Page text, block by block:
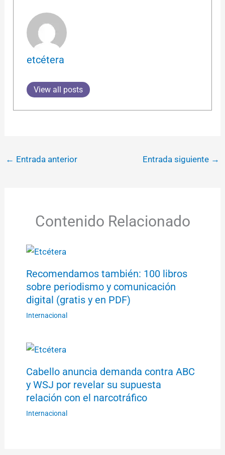
etcétera
View all posts
← Entrada anterior Entrada siguiente →
Contenido Relacionado
Recomendamos también: 100 libros
sobre periodismo y comunicación
digital (gratis y en PDF)
Internacional
Cabello anuncia demanda contra ABC
y WSJ por revelar su supuesta
relación con el narcotráfico
Internacional